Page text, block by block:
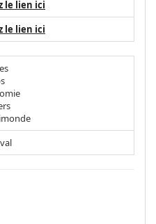
le lien ici
le lien ici